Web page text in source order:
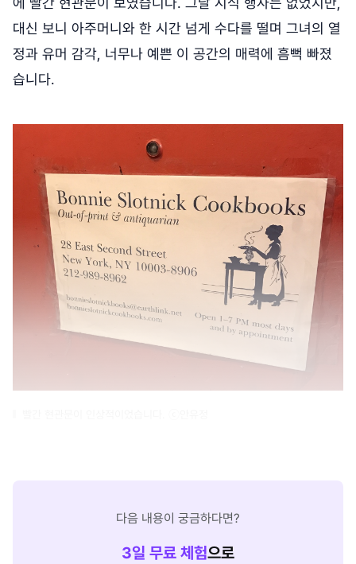
대신 보니 아주머니와 한 시간 넘게 수다를 떨며 그녀의 열
정과 유머 감각, 너무나 예쁜 이 공간의 매력에 흠뻑 빠졌
습니다.
다음 내용이 궁금하다면?
3일 무료 체험으로